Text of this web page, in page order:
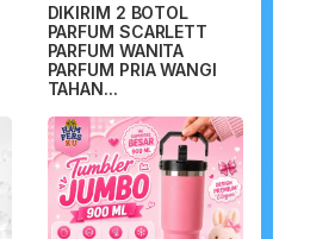
DIKIRIM 2 BOTOL
PARFUM SCARLETT
PARFUM WANITA
PARFUM PRIA WANGI
TAHAN...